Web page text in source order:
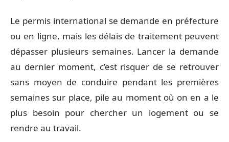
Le permis international se demande en préfecture
ou en ligne, mais les délais de traitement peuvent
dépasser plusieurs semaines. Lancer la demande
au dernier moment, c’est risquer de se retrouver
sans moyen de conduire pendant les premières
semaines sur place, pile au moment où on en a le
plus besoin pour chercher un logement ou se
rendre au travail.